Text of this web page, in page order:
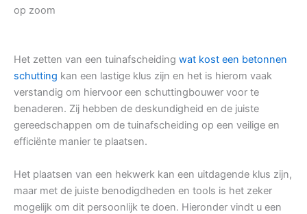
op zoom
Het zetten van een tuinafscheiding wat kost een betonnen
schutting kan een lastige klus zijn en het is hierom vaak
verstandig om hiervoor een schuttingbouwer voor te
benaderen. Zij hebben de deskundigheid en de juiste
gereedschappen om de tuinafscheiding op een veilige en
efficiënte manier te plaatsen.
Het plaatsen van een hekwerk kan een uitdagende klus zijn,
maar met de juiste benodigdheden en tools is het zeker
mogelijk om dit persoonlijk te doen. Hieronder vindt u een